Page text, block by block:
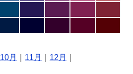
10月 11月 12月